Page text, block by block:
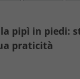
la pipì in piedi:
praticità